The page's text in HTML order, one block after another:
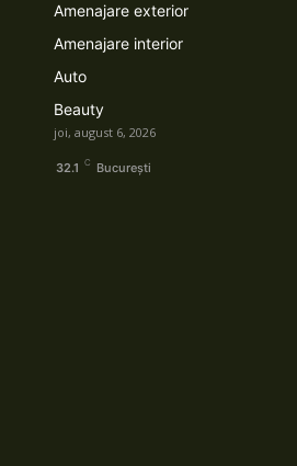
Amenajare exterior
Amenajare interior
Auto
Beauty
joi, august 6, 2026
32.1 C București